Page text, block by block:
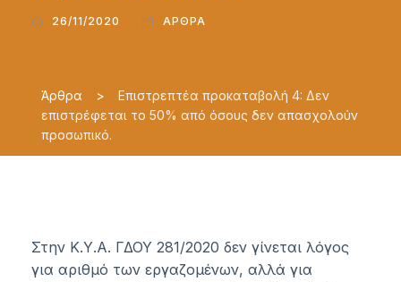
26/11/2020 ΆΡΘΡΑ
Άρθρα >
Επιστρεπτέα προκαταβολή 4: Δεν
επιστρέφεται το 50% από όσους δεν απασχολούν
προσωπικό.
Στην Κ.Υ.Α. ΓΔΟΥ 281/2020 δεν γίνεται λόγος
για αριθμό των εργαζομένων, αλλά για